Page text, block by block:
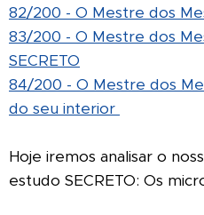
82/200 - O Mestre dos
83/200 - O Mestre dos
SECRETO
84/200 - O Mestre dos
do seu interior
Hoje iremos analisar o
estudo SECRETO: Os